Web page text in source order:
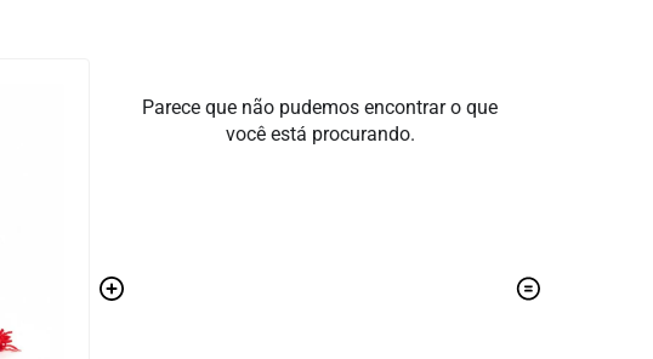
Parece que não pudemos encontrar o que
você está procurando.